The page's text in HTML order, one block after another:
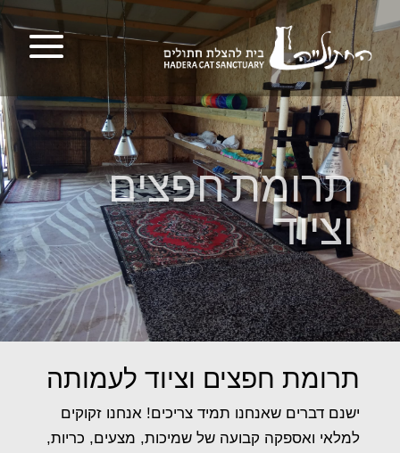
תרומת חפצים
וציוד
תרומת חפצים וציוד לעמותה
ישנם דברים שאנחנו תמיד צריכים! אנחנו זקוקים
למלאי ואספקה קבועה של שמיכות, מצעים, כריות,